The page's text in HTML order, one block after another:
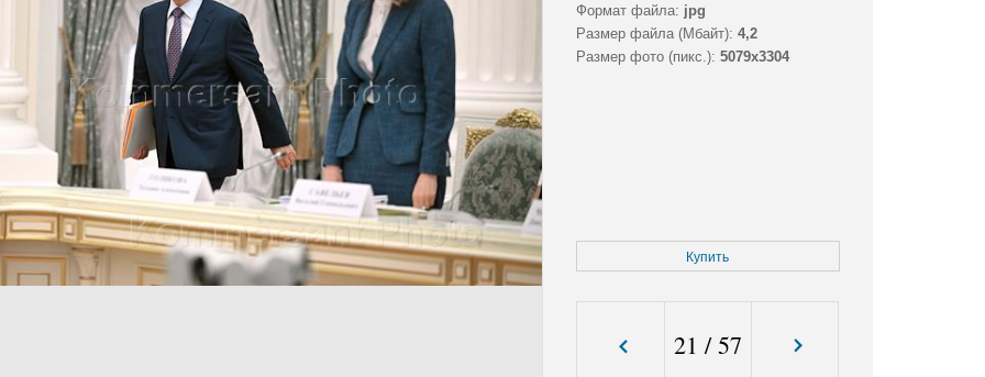
Формат файла: jpg
Размер файла (Мбайт): 4,2
Размер фото (пикс.): 5079x3304
Купить
21 /57